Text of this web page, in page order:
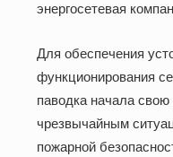
энергосетевая
Для обеспечения
функционирования
паводка начала
чрезвычайным
пожарной